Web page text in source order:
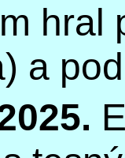
hral
a